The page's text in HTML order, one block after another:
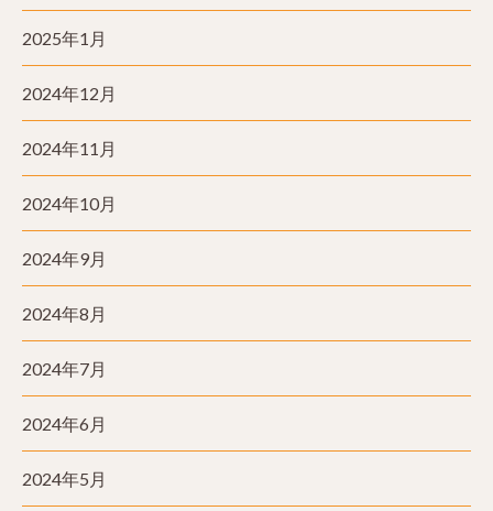
2025年1月
2024年12月
2024年11月
2024年10月
2024年9月
2024年8月
2024年7月
2024年6月
2024年5月